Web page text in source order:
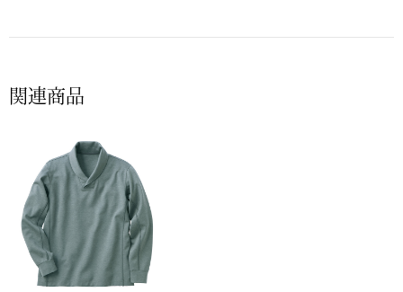
Miss Kyouko／ミスキョウコ
ランド
ビー
関連商品